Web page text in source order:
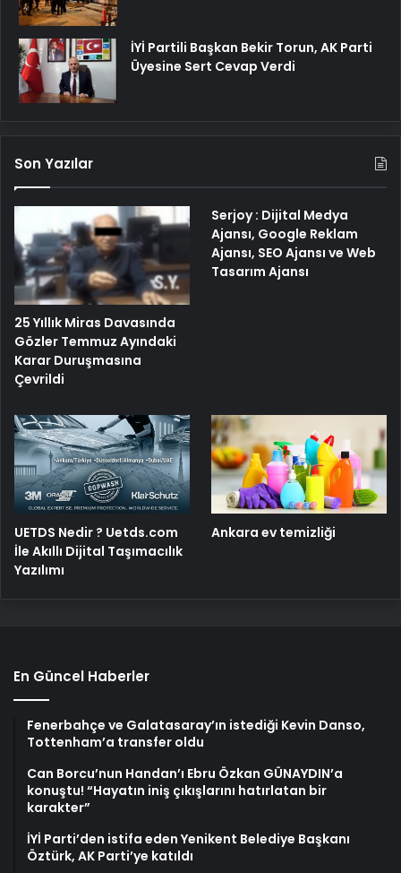
İYİ Partili Başkan Bekir Torun, AK Parti
Üyesine Sert Cevap Verdi
Son Yazılar
25 Yıllık Miras Davasında
Gözler Temmuz Ayındaki
Karar Duruşmasına
Çevrildi
Serjoy : Dijital Medya
Ajansı, Google Reklam
Ajansı, SEO Ajansı ve Web
Tasarım Ajansı
UETDS Nedir ? Uetds.com
İle Akıllı Dijital Taşımacılık
Yazılımı
Ankara ev temizliği
En Güncel Haberler
Fenerbahçe ve Galatasaray’ın istediği Kevin Danso,
Tottenham’a transfer oldu
Can Borcu’nun Handan’ı Ebru Özkan GÜNAYDIN’a
konuştu! “Hayatın iniş çıkışlarını hatırlatan bir
karakter”
İYİ Parti’den istifa eden Yenikent Belediye Başkanı
Öztürk, AK Parti’ye katıldı